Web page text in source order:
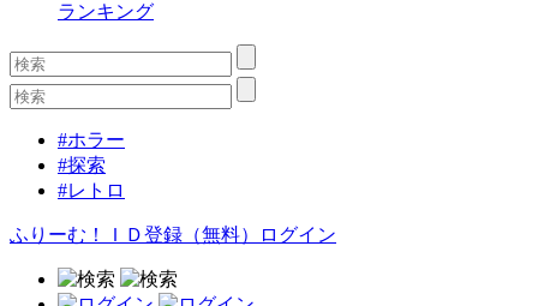
ランキング
#ホラー
#探索
#レトロ
ふりーむ！ＩＤ登録（無料） ログイン